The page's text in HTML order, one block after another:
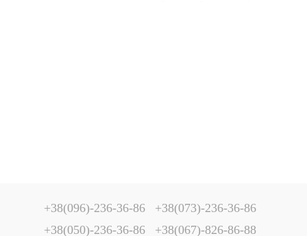
+38(096)-236-36-86
+38(073)-236-36-86
+38(050)-236-36-86
+38(067)-826-86-88